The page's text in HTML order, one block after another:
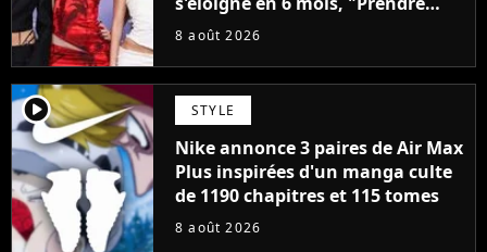
cette décision n’a pas été facile"
8 août 2026
player2 STYLE
Nike annonce 3 paires de Air Max
Plus inspirées d'un manga culte
de 1190 chapitres et 115 tomes
8 août 2026